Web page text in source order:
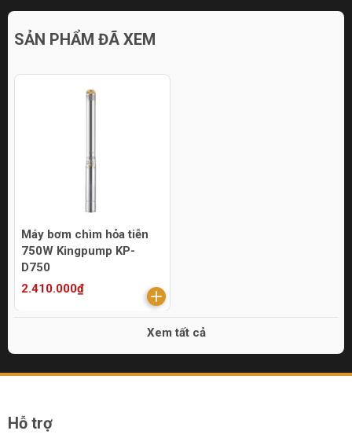
SẢN PHẨM ĐÃ XEM
Máy bơm chìm hỏa tiễn
750W Kingpump KP-
D750
2.410.000₫
Xem tất cả
Hỗ trợ